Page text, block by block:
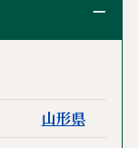
山形県